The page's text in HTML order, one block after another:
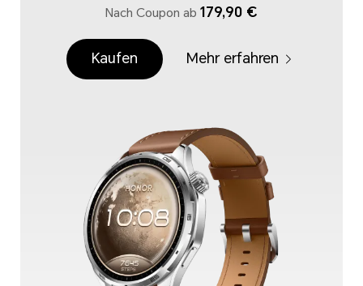
Nach Coupon ab 179,90 €
Kaufen Mehr erfahren